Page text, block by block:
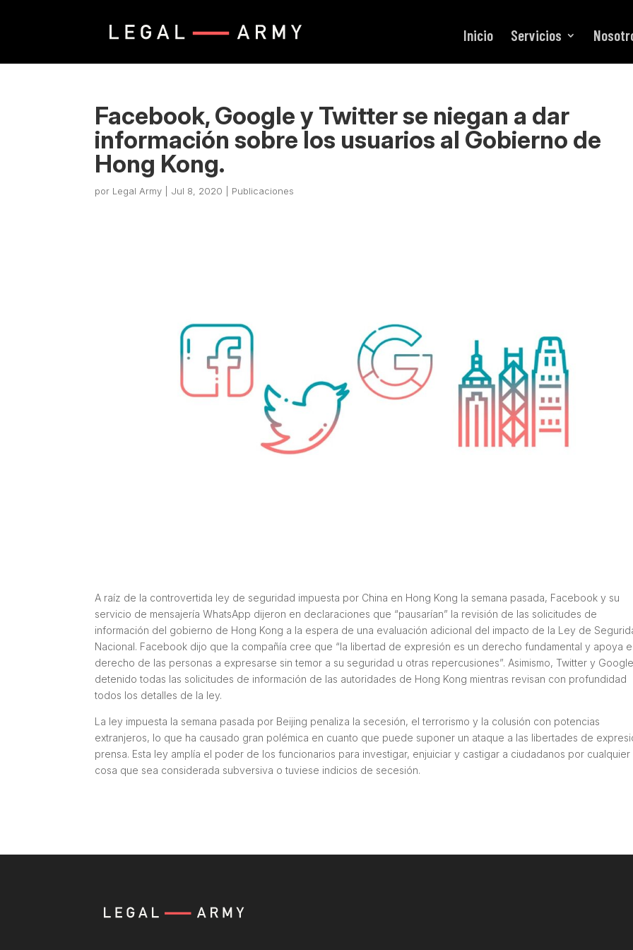
Inicio Servicios
Facebook, Google y Twitter se niegan a dar
información sobre los usuarios al Gobierno de
Hong Kong.
por Legal Army Jul 8, 2020 Publicaciones
A raíz de la controvertida ley de seguridad impuesta por China en Hong Kong la semana pasada, Facebook y su
servicio de mensajería WhatsApp dijeron en declaraciones que “pausarían” la revisión de las solicitudes de
información del gobierno de Hong Kong a la espera de una evaluación adicional del impacto de la Ley de
Nacional. Facebook dijo que la compañía cree que “la libertad de expresión es un derecho fundamental y apoya
derecho de las personas a expresarse sin temor a su seguridad u otras repercusiones”. Asimismo, Twitter y
detenido todas las solicitudes de información de las autoridades de Hong Kong mientras revisan con profundidad
todos los detalles de la ley.
La ley impuesta la semana pasada por Beijing penaliza la secesión, el terrorismo y la colusión con potencias
extranjeros, lo que ha causado gran polémica en cuanto que puede suponer un ataque a las libertades de
prensa. Esta ley amplía el poder de los funcionarios para investigar, enjuiciar y castigar a ciudadanos por cualquier
cosa que sea considerada subversiva o tuviese indicios de secesión.